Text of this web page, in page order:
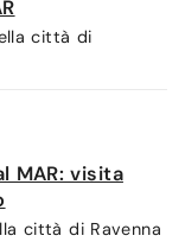
città di
MAR: visita
città di Ravenna